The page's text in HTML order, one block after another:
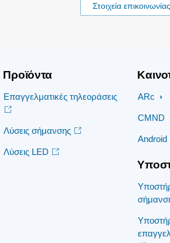
Στοιχεία επικοινωνίας
Προϊόντα
Επαγγελματικές τηλεοράσεις
Λύσεις σήμανσης
Λύσεις LED
ARc
CMND
Android